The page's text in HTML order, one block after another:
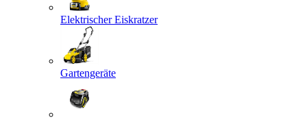
Elektrischer Eiskratzer
Gartengeräte